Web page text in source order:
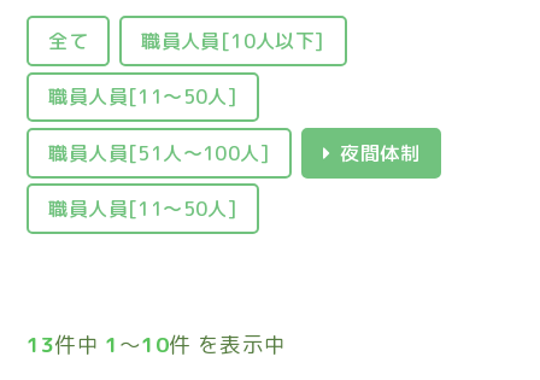
全て 職員人員[10人以下]
職員人員[11～50人]
職員人員[51人～100人] 夜間体制
職員人員[11〜50人]
13件中 1 ～10件 を表示中